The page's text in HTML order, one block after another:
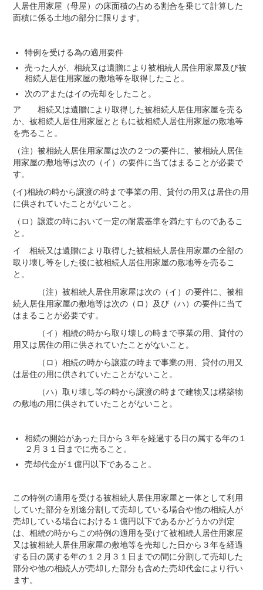
人居住用家屋（母屋）の床面積の占める割合を乗じて計算した
面積に係る土地の部分に限ります。
特例を受ける為の適用要件
売った人が、相続又は遺贈により被相続人居住用家屋及び被
相続人居住用家屋の敷地等を取得したこと。
次のアまたはイの売却をしたこと。
ア 相続又は遺贈により取得した被相続人居住用家屋を売る
か、被相続人居住用家屋とともに被相続人居住用家屋の敷地等
を売ること。
（注）被相続人居住用家屋は次の２つの要件に、被相続人居住
用家屋の敷地等は次の（イ）の要件に当てはまることが必要で
す。
(イ)相続の時から譲渡の時まで事業の用、貸付の用又は居住の用
に供されていたことがないこと。
（ロ）譲渡の時において一定の耐震基準を満たすものであるこ
と。
イ 相続又は遺贈により取得した被相続人居住用家屋の全部の
取り壊し等をした後に被相続人居住用家屋の敷地等を売るこ
と。
（注）被相続人居住用家屋は次の（イ）の要件に、被相
続人居住用家屋の敷地等は次の（ロ）及び（ハ）の要件に当て
はまることが必要です。
（イ）相続の時から取り壊しの時まで事業の用、貸付の
用又は居住の用に供されていたことがないこと。
（ロ）相続の時から譲渡の時まで事業の用、貸付の用又
は居住の用に供されていたことがないこと。
（ハ）取り壊し等の時から譲渡の時まで建物又は構築物
の敷地の用に供されていたことがないこと。
相続の開始があった日から３年を経過する日の属する年の１
２月３１日までに売ること。
売却代金が１億円以下であること。
この特例の適用を受ける被相続人居住用家屋と一体として利用
していた部分を別途分割して売却している場合や他の相続人が
売却している場合における１億円以下であるかどうかの判定
は、相続の時からこの特例の適用を受けて被相続人居住用家屋
又は被相続人居住用家屋の敷地等を売却した日から３年を経過
する日の属する年の１２月３１日までの間に分割して売却した
部分や他の相続人が売却した部分も含めた売却代金により行い
ます。